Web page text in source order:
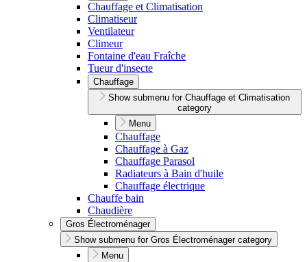
Chauffage et Climatisation
Climatiseur
Ventilateur
Climeur
Fontaine d'eau Fraîche
Tueur d'insecte
Chauffage
Show submenu for Chauffage et Climatisation
category
Menu
Chauffage
Chauffage à Gaz
Chauffage Parasol
Radiateurs à Bain d'huile
Chauffage électrique
Chauffe bain
Chaudière
Gros Électroménager
Show submenu for Gros Électroménager category
Menu